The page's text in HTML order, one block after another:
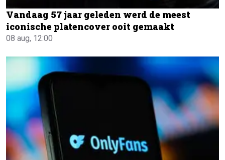
Vandaag 57 jaar geleden werd de meest
iconische platencover ooit gemaakt
08 aug, 12:00